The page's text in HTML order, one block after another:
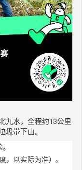
九水，全程约13公里
带下山。
，以实际为准）。